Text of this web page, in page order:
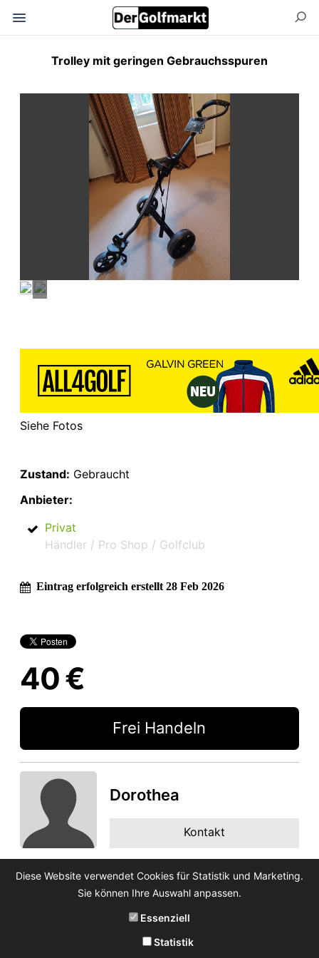
Trolley mit geringen Gebrauchsspuren
Siehe Fotos
Zustand: Gebraucht
Anbieter:
Privat
Händler / Pro Shop / Golfclub
Eintrag erfolgreich erstellt 28 Feb 2026
40 €
Frei Handeln
Dorothea
Kontakt
Diese Website verwendet Cookies für Statistik und Marketing.
Sie können Ihre Auswahl anpassen.
Essenziell
Statistik